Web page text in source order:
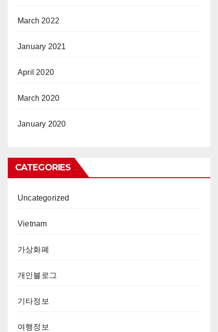
March 2022
January 2021
April 2020
March 2020
January 2020
CATEGORIES
Uncategorized
Vietnam
가상화폐
개인블로그
기타정보
여행정보